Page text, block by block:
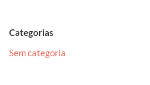
Categorias
Sem categoria